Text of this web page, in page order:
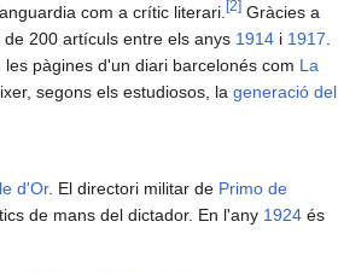
com a crític literari. [2] Gràcies a
200 artículs entre els anys 1914 i 1917
pàgines d'un diari barcelonés com La
segons els estudiosos, la generació del
d'Or. El directori militar de Primo de
de mans del dictador. En l'any 1924 és